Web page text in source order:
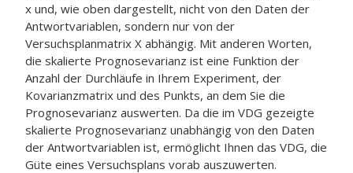
x und, wie oben dargestellt, nicht von den Daten der
Antwortvariablen, sondern nur von der
Versuchsplanmatrix X abhängig. Mit anderen Worten,
die skalierte Prognosevarianz ist eine Funktion der
Anzahl der Durchläufe in Ihrem Experiment, der
Kovarianzmatrix und des Punkts, an dem Sie die
Prognosevarianz auswerten. Da die im VDG gezeigte
skalierte Prognosevarianz unabhängig von den Daten
der Antwortvariablen ist, ermöglicht Ihnen das VDG, die
Güte eines Versuchsplans vorab auszuwerten.